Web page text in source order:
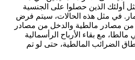
أولئك الذين حصلوا على الجنسية
في مثل هذه الحالات، سيتم فرض
مصادر مالطية والدخل من مصادر
مع بقاء الأرباح الرأسمالية
الضرائب المالطية، حتى لو تم